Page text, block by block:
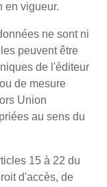
en vigueur.
ne sont ni
peuvent être
de l'éditeur
de mesure
Union
au sens du
15 à 22 du
d'accès, de